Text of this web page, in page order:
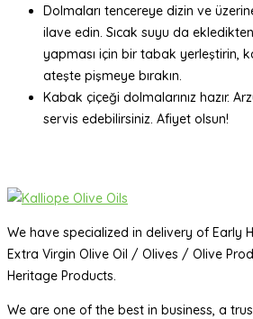
Dolmaları tencereye dizin ve
ilave edin. Sıcak suyu da
yapması için bir tabak yerleştirin,
ateşte pişmeye bırakın.
Kabak çiçeği dolmalarınız hazır.
servis edebilirsiniz. Afiyet olsun!
We have specialized in delivery of Early
Extra Virgin Olive Oil / Olives / Olive
Heritage Products.
We are one of the best in business, a